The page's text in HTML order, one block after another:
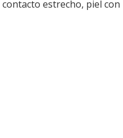
estrecho, piel